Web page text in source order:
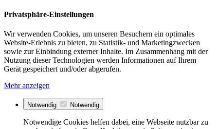
Privatsphäre-Einstellungen
Wir verwenden Cookies, um unseren Besuchern ein optimales
Website-Erlebnis zu bieten, zu Statistik- und Marketingzwecken
sowie zur Einbindung externer Inhalte. Im Zusammenhang mit der
Nutzung dieser Technologien werden Informationen auf Ihrem
Gerät gespeichert und/oder abgerufen.
Mehr anzeigen
Notwendig Notwendig
Notwendige Cookies helfen dabei, eine Webseite nutzbar zu